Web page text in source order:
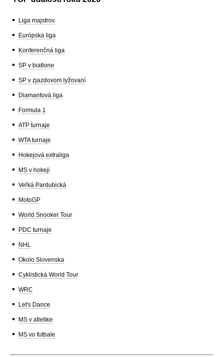
Liga majstrov
Európska liga
Konferenčná liga
SP v biatlone
SP v zjazdovom lyžovaní
Diamantová liga
Formula 1
ATP turnaje
WTA turnaje
Hokejová extraliga
MS v hokeji
Veľká Pardubická
MotoGP
World Snooker Tour
PDC turnaje
NHL
Okolo Slovenska
Cyklistická World Tour
WRC
Let's Dance
MS v atletike
MS vo futbale